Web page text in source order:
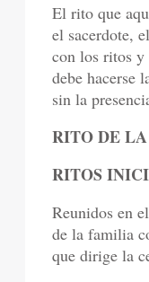
El rito que
el sacerdote,
con los ritos
debe hacerse
sin la
RITO DE
RITOS
Reunidos en
de la familia
que dirige la